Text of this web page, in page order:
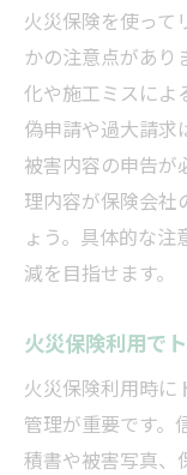
火災保険を使って
かの注意点があり
化や施工ミスによ
偽申請や過大請求
被害内容の申告が
理内容が保険会社
ょう。具体的な
減を目指せます。
火災保険利用で
火災保険利用時に
管理が重要です。
積書や被害写真、